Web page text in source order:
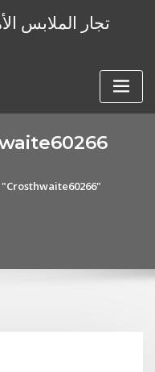
تجار الملابس